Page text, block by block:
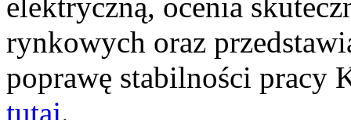
elektryczną, ocenia
rynkowych oraz
poprawę stabilności pracy
tutaj.